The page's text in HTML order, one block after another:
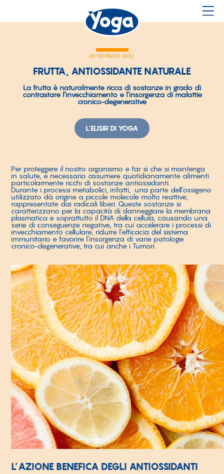
20 GENNAIO 2022
FRUTTA, ANTIOSSIDANTE NATURALE
La frutta è naturalmente ricca di sostanze in grado di
contrastare l’invecchiamento e l’insorgenza di malattie
cronico-degenerative
L'ELISIR DI YOGA
Per proteggere il nostro organismo e far sì che si mantenga
in salute, è necessario assumere quotidianamente alimenti
particolarmente ricchi di sostanze antiossidanti.
Durante i processi metabolici, infatti, una parte dell’ossigeno
utilizzato dà origine a piccole molecole molto reattive,
rappresentate dai radicali liberi. Queste sostanze si
caratterizzano per la capacità di danneggiare la membrana
plasmatica e soprattutto il DNA della cellula, causando una
serie di conseguenze negative, tra cui accelerare i processi di
invecchiamento cellulare, ridurre l’efficacia del sistema
immunitario e favorire l’insorgenza di varie patologie
cronico-degenerative, tra cui anche i Tumori.
L’AZIONE BENEFICA DEGLI ANTIOSSIDANTI